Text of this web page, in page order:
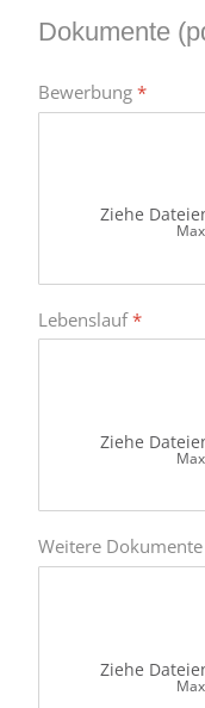
Dokumente
Bewerbung *
Ziehe
Lebenslauf*
Ziehe
Weitere Dokumente
Ziehe